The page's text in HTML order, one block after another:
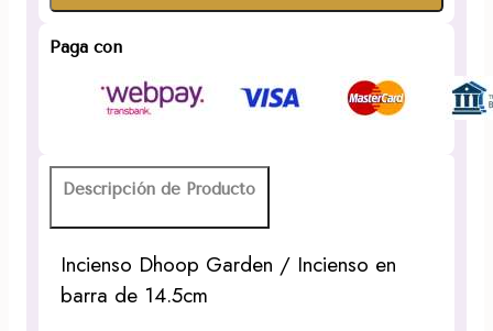
Incienso
cantidad
Paga con
Descripción de Producto
Incienso Dhoop Garden / Incienso en
barra de 14.5cm